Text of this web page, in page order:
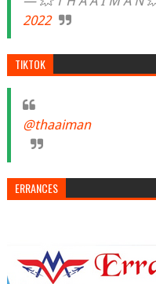
2022
TIKTOK
@thaaiman
ERRANCES